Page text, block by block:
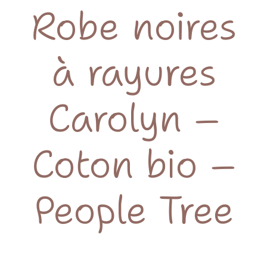
Robe noires
à rayures
Carolyn –
Coton bio –
People Tree